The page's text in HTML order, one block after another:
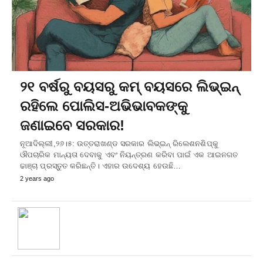
୨୧ ବର୍ଷରୁ ବୟସରୁ କମ୍‌ ବୟସରେ ଲିଭ୍‌ଇନ୍‌
ରହିଲେ ପୋଲିସ-ଅଭିଭାବକଙ୍କୁ
ଜଣାଇବେ ସରକାର!
ନୂଆଦିଲ୍ଲୀ,୨୬।୫: ଉତ୍ତରାଖଣ୍ଡ ସରକାର ଲିଭ୍‌ଇନ୍‌ ରିଲେଶନଶିପ୍‌କୁ
ଔପଚାରିକ ମାନ୍ୟତା ଦେବାକୁ ଏବଂ ନିୟନ୍ତ୍ରଣ କରିବା ପାଇଁ ଏକ ଆଇନଗତ
ଢାଞ୍ଚା ପ୍ରସ୍ତୁତ କରିଛନ୍ତି। ଏହାର ଉଦେଶ୍ୟ ହେଉଛି…
2 years ago